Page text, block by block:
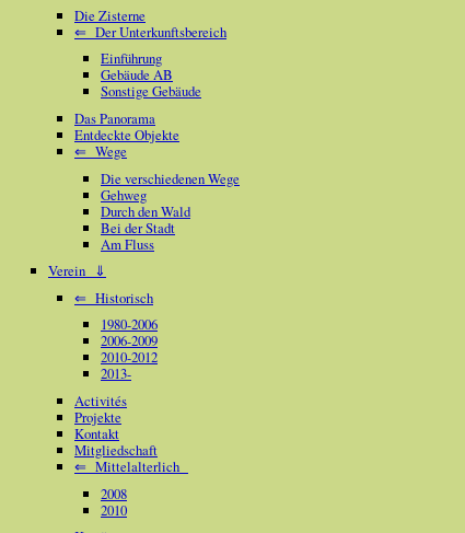
Die Zisterne
⇐ Der Unterkunftsbereich
Einführung
Gebäude AB
Sonstige Gebäude
Das Panorama
Entdeckte Objekte
⇐ Wege
Die verschiedenen Wege
Gehweg
Durch den Wald
Bei der Stadt
Am Fluss
Verein ⇓
⇐ Historisch
1980-2006
2006-2009
2010-2012
2013-
Activités
Projekte
Kontakt
Mitgliedschaft
⇐ Mittelalterlich
2008
2010